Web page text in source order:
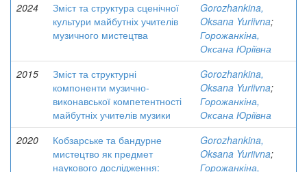
2024
Зміст та структура сценічної
культури майбутніх учителів
музичного мистецтва
Gorozhankina,
Oksana Yuriivna;
Горожанкіна,
Оксана Юріївна
2015
Зміст та структурні
компоненти музично-
виконавської компетентності
майбутніх учителів музики
Gorozhankina,
Oksana Yuriivna;
Горожанкіна,
Оксана Юріївна
2020
Кобзарське та бандурне
мистецтво як предмет
наукового дослідження:
Gorozhankina,
Oksana Yuriivna;
Горожанкіна,